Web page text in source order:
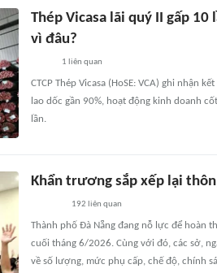
Thép Vicasa lãi quý II gấp 10
vì đâu?
1 liên quan
CTCP Thép Vicasa (HoSE: VCA) ghi nhận
lao dốc gần 90%, hoạt động kinh doanh
lần.
Khẩn trương sắp xếp lại
192 liên quan
Thành phố Đà Nẵng đang nỗ lực để hoàn
cuối tháng 6/2026. Cùng với đó, các sở,
về số lượng, mức phụ cấp, chế độ, chính